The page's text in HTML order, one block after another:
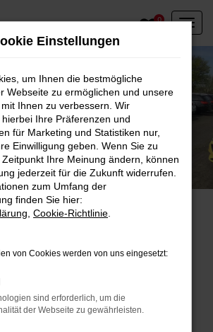
0
vor Ort
Sie unsere sofort verfügbaren
Error
ein Fehler aufgetreten.
Tipps, die dir helfen können:
Einstellungen
um Ihnen die bestmögliche
Webseite zu ermöglichen und unsere
Ihnen zu verbessern. Wir
Ihre Präferenzen und
für Marketing und Statistiken nur,
Einwilligung geben. Wenn Sie zu
Ihre Meinung ändern, können
jederzeit für die Zukunft widerrufen.
zum Umfang der
finden Sie hier:
Cookie-Richtlinie
von Cookies werden von uns eingesetzt:
sind erforderlich, um die
der Webseite zu gewährleisten.